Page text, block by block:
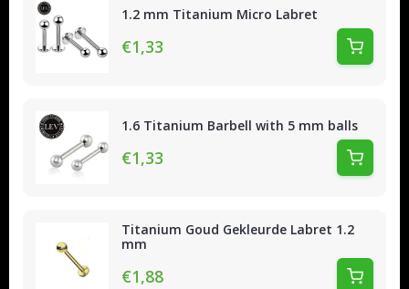
1.2 mm Titanium Micro Labret
€1,33
1.6 Titanium Barbell with 5 mm balls
€1,33
Titanium Goud Gekleurde Labret 1.2
mm
€1,88